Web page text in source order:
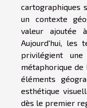
cartographiques
un contexte
valeur ajoutée
Aujourd'hui, les
privilégient
métaphorique de
éléments
esthétique
dès le premier